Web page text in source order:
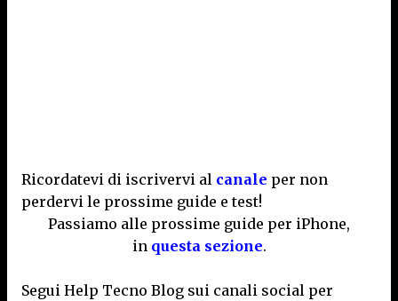
Ricordatevi di iscrivervi al canale per non
perdervi le prossime guide e test!
Passiamo alle prossime guide per iPhone,
in questa sezione.
Segui Help Tecno Blog sui canali social per